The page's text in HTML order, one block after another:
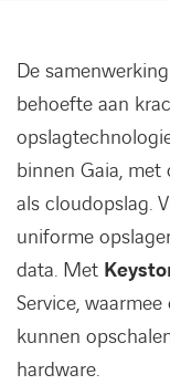
De
behoefte aan
binnen Gaia,
als cloudopslag.
uniforme
data. Met
Service,
kunnen
hardware.